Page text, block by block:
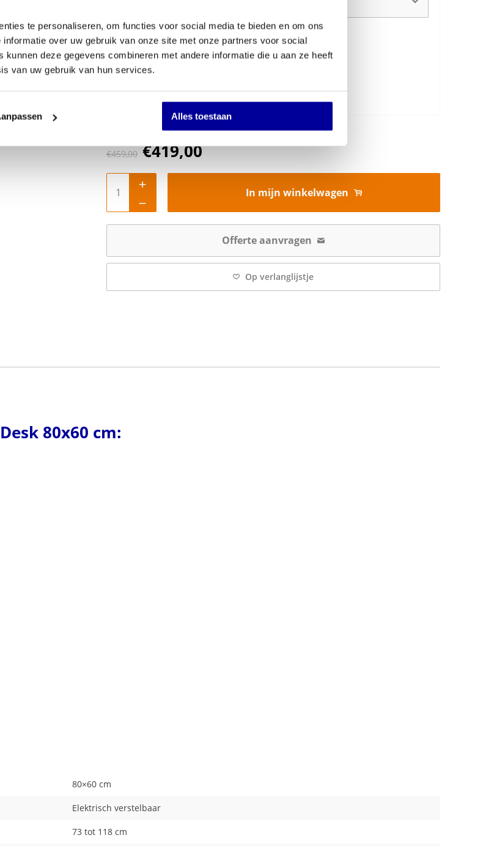
te personaliseren, om functies voor social media te bieden en om ons
over uw gebruik van onze site met onze partners voor social
deze gegevens combineren met andere informatie die u aan ze heeft
van uw gebruik van hun services.
Alles toestaan
Je keuze:
Nee, bedankt
€459,00 €419,00
In mijn winkelwagen
Offerte aanvragen
Op verlanglijstje
80x60 cm:
80×60 cm
Elektrisch verstelbaar
73 tot 118 cm